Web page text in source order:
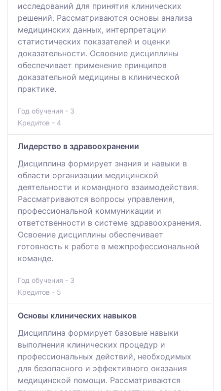
исследований для принятия клинических
решений. Рассматриваются основы анализа
медицинских данных, интерпретации
статистических показателей и оценки
доказательности. Освоение дисциплины
обеспечивает применение принципов
доказательной медицины в клинической
практике.
Год обучения - 3
Кредитов - 4
Лидерство в здравоохранении
Дисциплина формирует знания и навыки в
области организации медицинской
деятельности и командного взаимодействия.
Рассматриваются вопросы управления,
профессиональной коммуникации и
ответственности в системе здравоохранения.
Освоение дисциплины обеспечивает
готовность к работе в межпрофессиональной
команде.
Год обучения - 3
Кредитов - 5
Основы клинических навыков
Дисциплина формирует базовые навыки
выполнения клинических процедур и
профессиональных действий, необходимых
для безопасного и эффективного оказания
медицинской помощи. Рассматриваются